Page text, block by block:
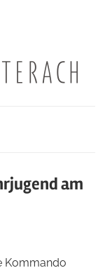
am
Kommando